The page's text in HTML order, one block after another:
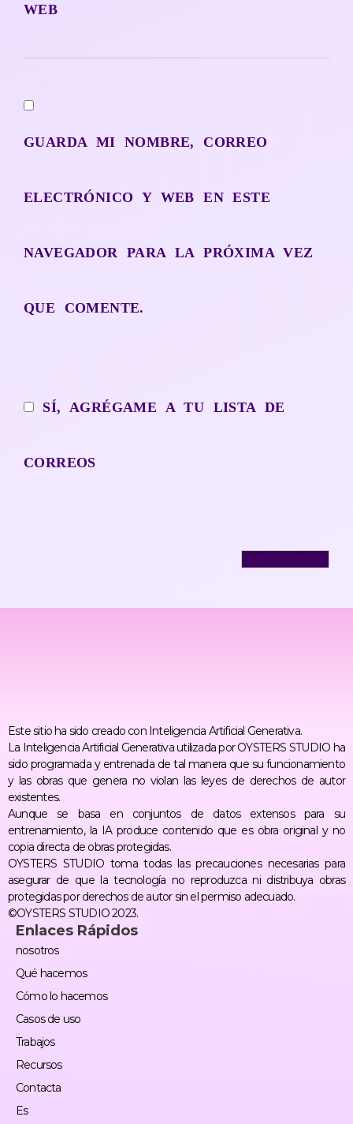
WEB
GUARDA MI NOMBRE, CORREO
ELECTRÓNICO Y WEB EN ESTE
NAVEGADOR PARA LA PRÓXIMA VEZ
QUE COMENTE.
SÍ, AGRÉGAME A TU LISTA DE
CORREOS
Este sitio ha sido creado con Inteligencia Artificial Generativa.
La Inteligencia Artificial Generativa utilizada por OYSTERS STUDIO ha
sido programada y entrenada de tal manera que su funcionamiento
y las obras que genera no violan las leyes de derechos de autor
existentes.
Aunque se basa en conjuntos de datos extensos para su
entrenamiento, la IA produce contenido que es obra original y no
copia directa de obras protegidas.
OYSTERS STUDIO toma todas las precauciones necesarias para
asegurar de que la tecnología no reproduzca ni distribuya obras
protegidas por derechos de autor sin el permiso adecuado.
©OYSTERS STUDIO 2023.
Enlaces Rápidos
nosotros
Qué hacemos
Cómo lo hacemos
Casos de uso
Trabajos
Recursos
Contacta
Es